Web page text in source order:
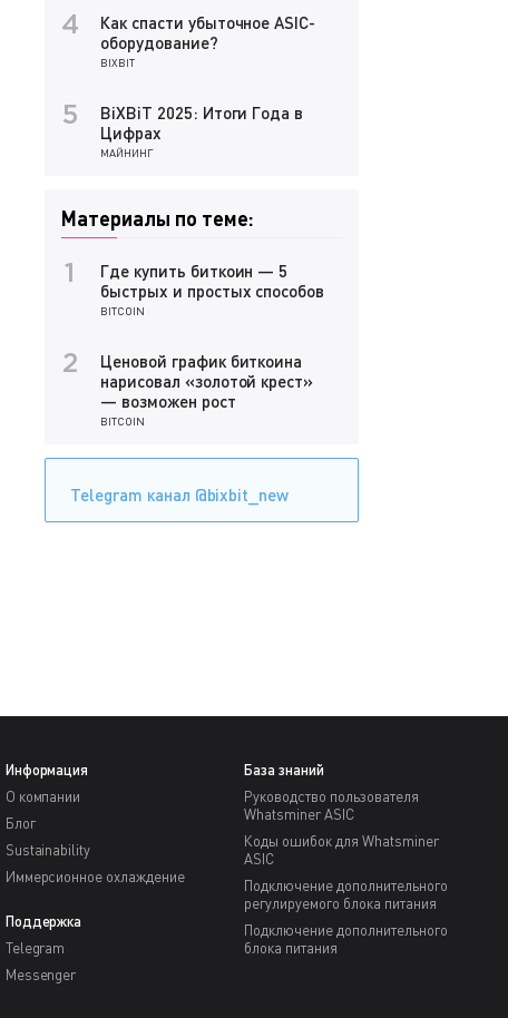
4
Как спасти убыточное ASIC-
оборудование?
BIXBIT
5
BiXBiT 2025: Итоги Года в
Цифрах
МАЙНИНГ
Материалы по теме:
1
Где купить биткоин — 5
быстрых и простых способов
BITCOIN
2
Ценовой график биткоина
нарисовал «золотой крест»
— возможен рост
BITCOIN
Telegram канал @bixbit_new
Информация
О компании
Блог
Sustainability
Иммерсионное охлаждение
Поддержка
Telegram
Messenger
База знаний
Руководство пользователя
Whatsminer ASIC
Коды ошибок для Whatsminer
ASIC
Подключение дополнительного
регулируемого блока питания
Подключение дополнительного
блока питания